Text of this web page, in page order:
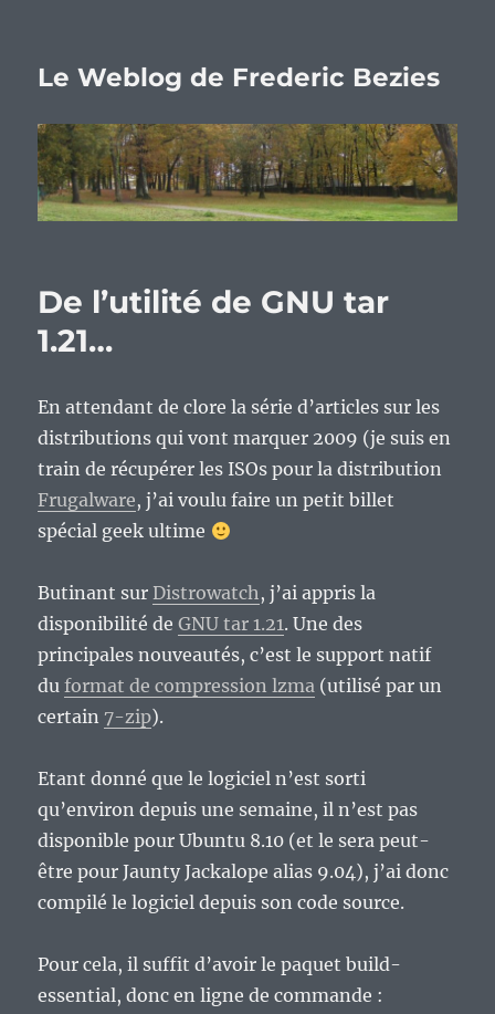
Le Weblog de Frederic Bezies
De l’utilité de GNU tar
1.21…
En attendant de clore la série d’articles sur les
distributions qui vont marquer 2009 (je suis en
train de récupérer les ISOs pour la distribution
Frugalware, j’ai voulu faire un petit billet
spécial geek ultime
Butinant surDistrowatch, j’ai appris la
disponibilité deGNU tar 1.21. Une des
principales nouveautés, c’est le support natif
duformat de compression lzma (utilisé par un
certain 7-zip).
Etant donné que le logiciel n’est sorti
qu’environ depuis une semaine, il n’est pas
disponible pour Ubuntu 8.10 (et le sera peut-
être pour Jaunty Jackalope alias 9.04), j’ai donc
compilé le logiciel depuis son code source.
Pour cela, il suffit d’avoir le paquet build-
essential, donc en ligne de commande :